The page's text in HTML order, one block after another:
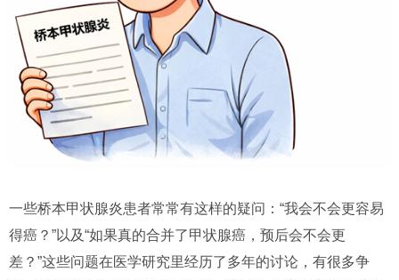
一些桥本甲状腺炎患者常常有这样的疑问：“我会不会更容易
得癌？”以及“如果真的合并了甲状腺癌，预后会不会更
差？”这些问题在医学研究里经历了多年的讨论，有很多争